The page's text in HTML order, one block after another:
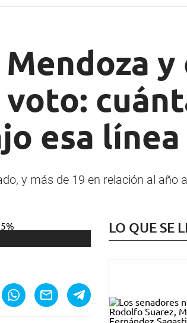
y
esa línea
y más de 19 en relación al año
LO QUE SE